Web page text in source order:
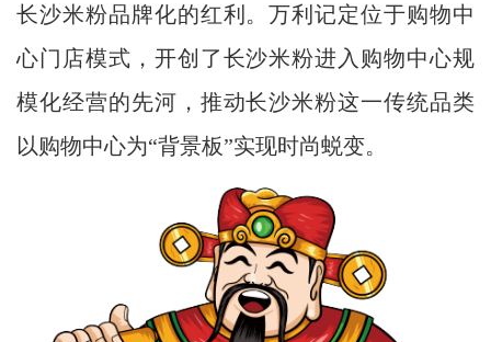
长沙米粉品牌化的红利。万利记定位于购物中
心门店模式，开创了长沙米粉进入购物中心规
模化经营的先河，推动长沙米粉这一传统品类
以购物中心为“背景板”实现时尚蜕变。